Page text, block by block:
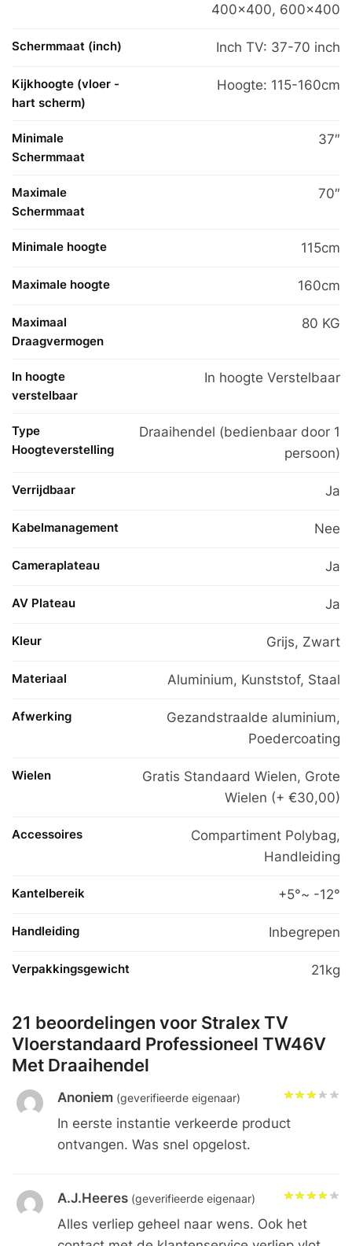
400×400, 600×400
Schermmaat (inch) Inch TV: 37-70 inch
Kijkhoogte (vloer -
hart scherm)
Hoogte: 115-160cm
Minimale
Schermmaat
37″
Maximale
Schermmaat
70″
Minimale hoogte 115cm
Maximale hoogte 160cm
Maximaal
Draagvermogen
80 KG
In hoogte
verstelbaar
In hoogte Verstelbaar
Type
Hoogteverstelling
Draaihendel (bedienbaar door 1
persoon)
Verrijdbaar Ja
Kabelmanagement Nee
Cameraplateau Ja
AV Plateau Ja
Kleur Grijs, Zwart
Materiaal Aluminium, Kunststof, Staal
Afwerking
Gezandstraalde aluminium,
Poedercoating
Wielen
Gratis Standaard Wielen, Grote
Wielen (+ €30,00)
Accessoires
Compartiment Polybag,
Handleiding
Kantelbereik +5°~ -12°
Handleiding Inbegrepen
Verpakkingsgewicht 21kg
21 beoordelingen voor Stralex TV
Vloerstandaard Professioneel TW46V
Met Draaihendel
Anoniem (geverifieerde eigenaar)
In eerste instantie verkeerde product
ontvangen. Was snel opgelost.
A.J.Heeres (geverifieerde eigenaar)
Alles verliep geheel naar wens. Ook het